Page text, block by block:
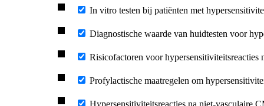
In vitro testen bij patiënten met
Diagnostische waarde van huidtesten voor
Risicofactoren voor hypersensitiviteitsreacties
Profylactische maatregelen om
Hypersensitiviteitsreacties na niet-vasculaire